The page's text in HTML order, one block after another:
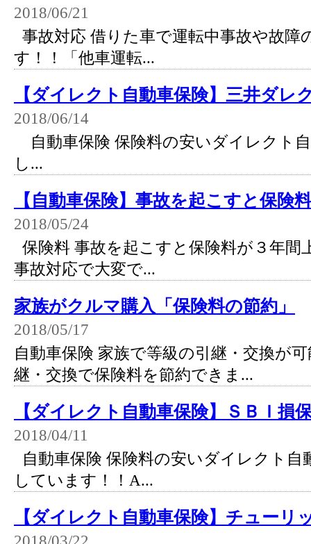
2018/06/21
事故対応 借りた車で運転中事故や故障
す！！「他車運転...
【ダイレクト自動車保険】三井ダレ
2018/06/14
自動車保険 保険料の安いダイレクト
し...
【自動車保険】事故を起こすと保険
2018/05/24
保険料 事故を起こすと保険料が３年間
事故対応で大変で...
家族がクルマ購入「保険料の節約」
2018/05/17
自動車保険 家族で等級の引継・交換が
継・交換で保険料を節約できま...
【ダイレクト自動車保険】ＳＢＩ損
2018/04/11
自動車保険 保険料の安いダイレクト自
しています！！A...
【ダイレクト自動車保険】チューリ